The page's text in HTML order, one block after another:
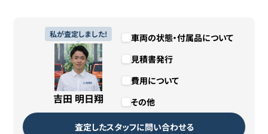
リース期間 8年10ヶ月
支払総額 11,713,000円（税込）
カババリースについて詳しくは こちら
私が査定しました!
吉田 明日翔
車両の状態・付属品について
見積書発行
費用について
その他
査定したスタッフに問い合わせる